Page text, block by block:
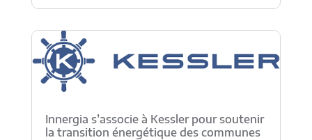
Innergia s’associe à Kessler pour soutenir
la transition énergétique des communes